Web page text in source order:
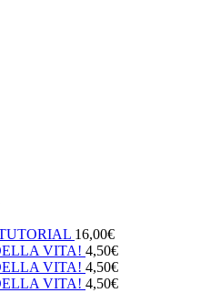
16,00€
VITA! 4,50€
VITA! 4,50€
VITA! 4,50€